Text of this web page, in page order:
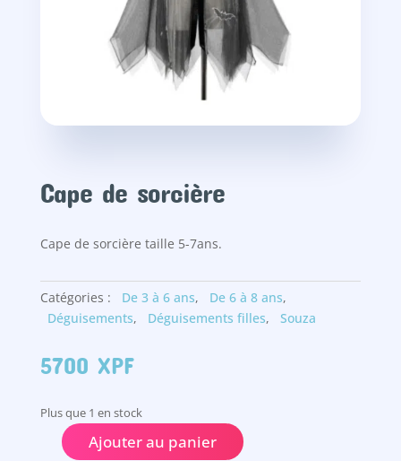
Cape de sorcière
Cape de sorcière taille 5-7ans.
Catégories : De 3 à 6 ans, De 6 à 8 ans,
Déguisements, Déguisements filles, Souza
5700 XPF
Plus que 1 en stock
quantitéAjouter au panier